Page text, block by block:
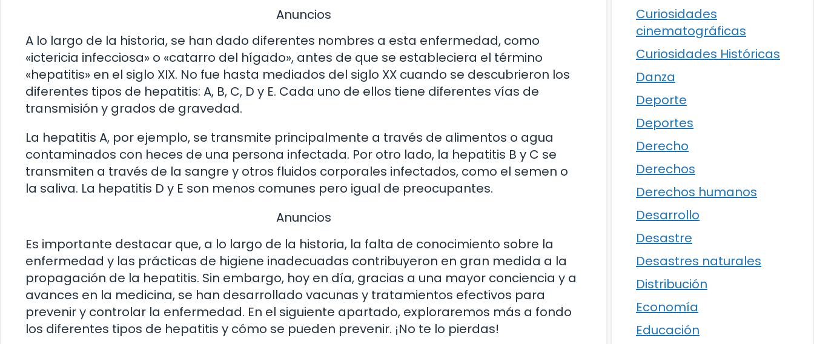
Anuncios
A lo largo de la historia, se han dado diferentes nombres a esta enfermedad, como
«ictericia infecciosa» o «catarro del hígado», antes de que se estableciera el término
«hepatitis» en el siglo XIX. No fue hasta mediados del siglo XX cuando se descubrieron los
diferentes tipos de hepatitis: A, B, C, D y E. Cada uno de ellos tiene diferentes vías de
transmisión y grados de gravedad.
La hepatitis A, por ejemplo, se transmite principalmente a través de alimentos o agua
contaminados con heces de una persona infectada. Por otro lado, la hepatitis B y C se
transmiten a través de la sangre y otros fluidos corporales infectados, como el semen o
la saliva. La hepatitis D y E son menos comunes pero igual de preocupantes.
Anuncios
Es importante destacar que, a lo largo de la historia, la falta de conocimiento sobre la
enfermedad y las prácticas de higiene inadecuadas contribuyeron en gran medida a la
propagación de la hepatitis. Sin embargo, hoy en día, gracias a una mayor conciencia y a
avances en la medicina, se han desarrollado vacunas y tratamientos efectivos para
prevenir y controlar la enfermedad. En el siguiente apartado, exploraremos más a fondo
los diferentes tipos de hepatitis y cómo se pueden prevenir. ¡No te lo pierdas!
Curiosidades
cinematográficas
Curiosidades Históricas
Danza
Deporte
Deportes
Derecho
Derechos
Derechos humanos
Desarrollo
Desastre
Desastres naturales
Distribución
Economía
Educación